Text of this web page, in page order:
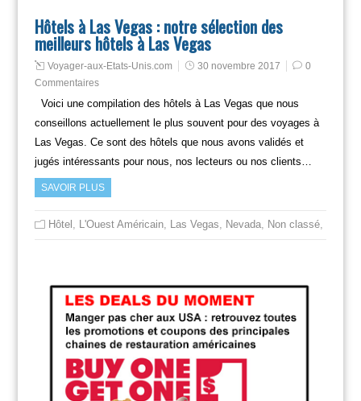
Hôtels à Las Vegas : notre sélection des
meilleurs hôtels à Las Vegas
Voyager-aux-Etats-Unis.com 30 novembre 2017
0
Commentaires
Voici une compilation des hôtels à Las Vegas que nous
conseillons actuellement le plus souvent pour des voyages à
Las Vegas. Ce sont des hôtels que nous avons validés et
jugés intéressants pour nous, nos lecteurs ou nos clients…
SAVOIR PLUS
Hôtel L'Ouest Américain, Las Vegas Nevada, Non classé,